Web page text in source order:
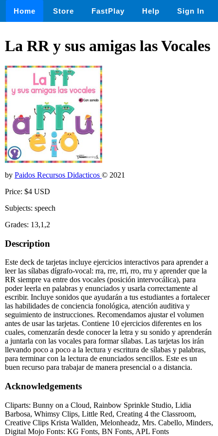
Home Store FastPlay Help Sign In
La RR y sus amigas las Vocales
by Paidos Recursos Didacticos © 2021
Price: $4 USD
Subjects: speech
Grades: 13,1,2
Description
Este deck de tarjetas incluye ejercicios interactivos para aprender a
leer las sílabas dígrafo-vocal: rra, rre, rri, rro, rru y aprender que la
RR siempre va entre dos vocales (posición intervocálica), para
poder leerla en palabras y enunciados y usarla correctamente al
escribir. Incluye sonidos que ayudarán a tus estudiantes a fortalecer
las habilidades de conciencia fonológica, atención auditiva y
seguimiento de instrucciones. Recomendamos ajustar el volumen
antes de usar las tarjetas. Contiene 10 ejercicios diferentes en los
cuales, comenzarán desde conocer la letra y su sonido y aprenderán
a juntarla con las vocales para formar sílabas. Las tarjetas los irán
llevando poco a poco a la lectura y escritura de sílabas y palabras,
para terminar con la lectura de enunciados sencillos. Este es un
buen recurso para trabajar de manera presencial o a distancia.
Acknowledgements
Cliparts: Bunny on a Cloud, Rainbow Sprinkle Studio, Lidia
Barbosa, Whimsy Clips, Little Red, Creating 4 the Classroom,
Creative Clips Krista Wallden, Melonheadz, Mrs. Cabello, Minders,
Digital Mojo Fonts: KG Fonts, BN Fonts, APL Fonts